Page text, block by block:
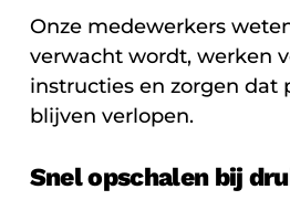
Onze medewerkers
verwacht wordt, werken
instructies en zorgen dat
blijven verlopen.
Snel opschalen bij